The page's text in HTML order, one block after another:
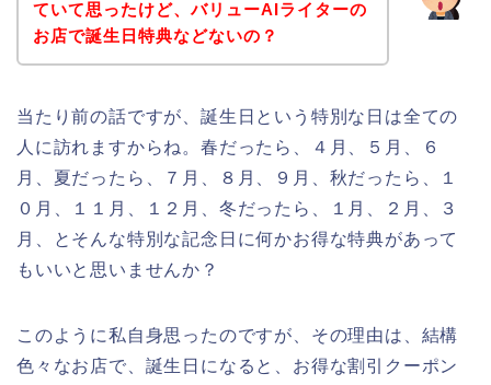
ていて思ったけど、バリューAIライターの
お店で誕生日特典などないの？
当たり前の話ですが、誕生日という特別な日は全ての
人に訪れますからね。春だったら、４月、５月、６
月、夏だったら、７月、８月、９月、秋だったら、１
０月、１１月、１２月、冬だったら、１月、２月、３
月、とそんな特別な記念日に何かお得な特典があって
もいいと思いませんか？
このように私自身思ったのですが、その理由は、結構
色々なお店で、誕生日になると、お得な割引クーポン